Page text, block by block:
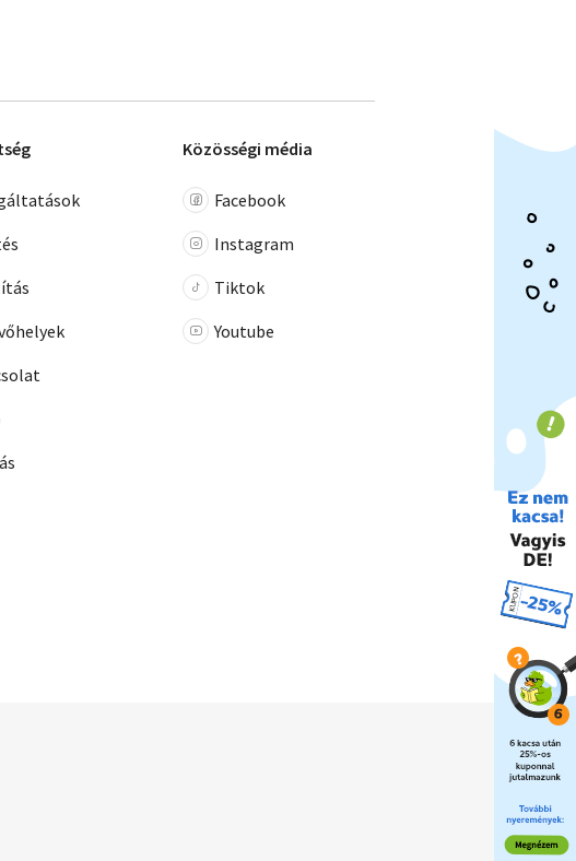
Közösségi média
Facebook
Instagram
Tiktok
Youtube